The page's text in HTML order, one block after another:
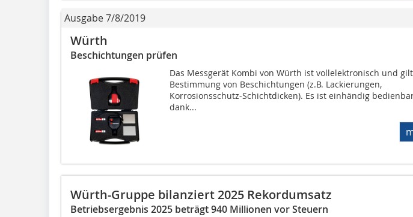
Ausgabe 7/8/2019
Würth
Beschichtungen prüfen
Das Messgerät Kombi von Würth ist vollelektronisch und
Bestimmung von Beschichtungen (z.B. Lackierungen,
Korrosionsschutz-Schichtdicken). Es ist einhändig
dank...
Würth-Gruppe bilanziert 2025 Rekordumsatz
Betriebsergebnis 2025 beträgt 940 Millionen vor Steuern